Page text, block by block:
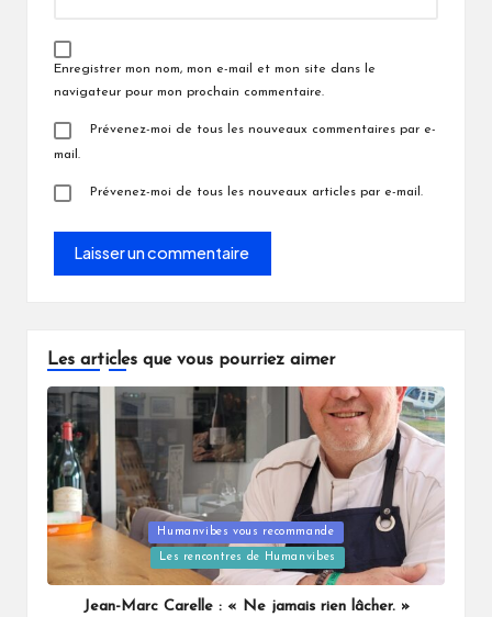
Enregistrer mon nom, mon e-mail et mon site dans le
navigateur pour mon prochain commentaire.
Prévenez-moi de tous les nouveaux commentaires par e-
mail.
Prévenez-moi de tous les nouveaux articles par e-mail.
Les articles que vous pourriez aimer
Posted
Humanvibes vous recommande
Les rencontres de Humanvibes
Jean-Marc Carelle : « Ne jamais rien lâcher. »